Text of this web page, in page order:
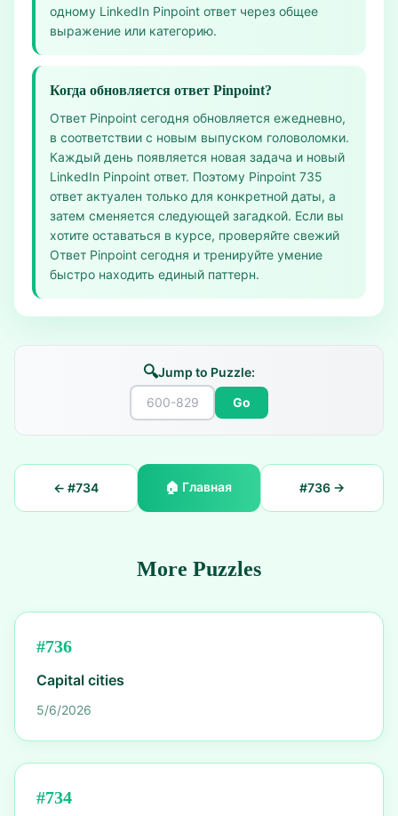
одному LinkedIn Pinpoint ответ через общее
выражение или категорию.
Когда обновляется ответ Pinpoint?
Ответ Pinpoint сегодня обновляется ежедневно,
в соответствии с новым выпуском головоломки.
Каждый день появляется новая задача и новый
LinkedIn Pinpoint ответ. Поэтому Pinpoint 735
ответ актуален только для конкретной даты, а
затем сменяется следующей загадкой. Если вы
хотите оставаться в курсе, проверяйте свежий
Ответ Pinpoint сегодня и тренируйте умение
быстро находить единый паттерн.
🔍Jump to Puzzle:
Go
← #734 🏠 Главная #736→
More Puzzles
#736
Capital cities
5/6/2026
#734